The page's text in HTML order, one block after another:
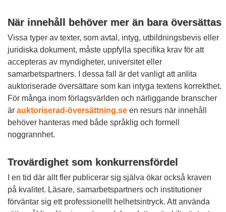
När innehåll behöver mer än bara översättas
Vissa typer av texter, som avtal, intyg, utbildningsbevis eller
juridiska dokument, måste uppfylla specifika krav för att
accepteras av myndigheter, universitet eller
samarbetspartners. I dessa fall är det vanligt att anlita
auktoriserade översättare som kan intyga textens korrekthet.
För många inom förlagsvärlden och närliggande branscher
är auktoriserad-översättning.seen resurs när innehåll
behöver hanteras med både språklig och formell
noggrannhet.
Trovärdighet som konkurrensfördel
I en tid där allt fler publicerar sig själva ökar också kraven
på kvalitet. Läsare, samarbetspartners och institutioner
förväntar sig ett professionellt helhetsintryck. Att använda